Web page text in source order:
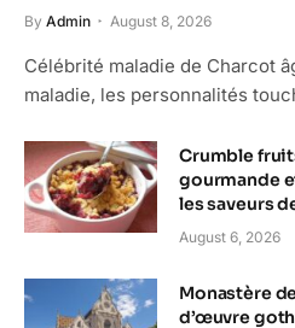
By Admin August 8, 2026
Célébrité maladie de Charcot
maladie, les personnalités
Crumble
gourmande
les saveurs
August 6, 2026
Monastère
d’œuvre